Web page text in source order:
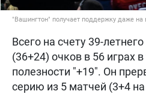
"Вашингтон" получает поддержку даже
Всего на счету 39-
(36+24) очков в 56 играх
полезности "+19". Он
серию из 5 матчей (3+4